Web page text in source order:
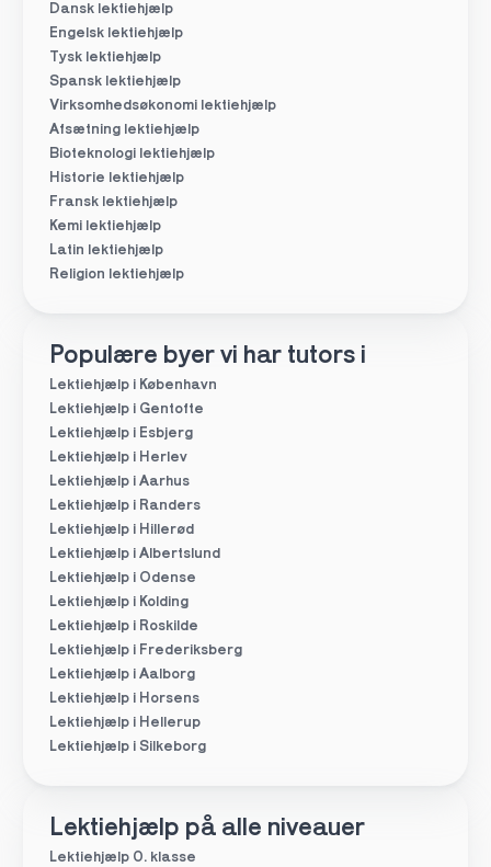
Dansk lektiehjælp
Engelsk lektiehjælp
Tysk lektiehjælp
Spansk lektiehjælp
Virksomhedsøkonomi lektiehjælp
Afsætning lektiehjælp
Bioteknologi lektiehjælp
Historie lektiehjælp
Fransk lektiehjælp
Kemi lektiehjælp
Latin lektiehjælp
Religion lektiehjælp
Populære byer vi har tutors i
Lektiehjælp i København
Lektiehjælp i Gentofte
Lektiehjælp i Esbjerg
Lektiehjælp i Herlev
Lektiehjælp i Aarhus
Lektiehjælp i Randers
Lektiehjælp i Hillerød
Lektiehjælp i Albertslund
Lektiehjælp i Odense
Lektiehjælp i Kolding
Lektiehjælp i Roskilde
Lektiehjælp i Frederiksberg
Lektiehjælp i Aalborg
Lektiehjælp i Horsens
Lektiehjælp i Hellerup
Lektiehjælp i Silkeborg
Lektiehjælp på alle niveauer
Lektiehjælp 0. klasse